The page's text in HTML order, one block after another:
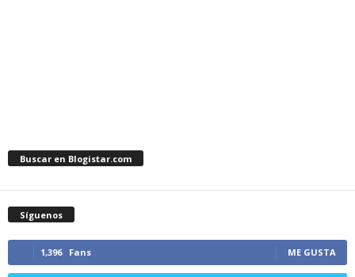
Buscar en Blogistar.com
Síguenos
1,396 Fans ME GUSTA